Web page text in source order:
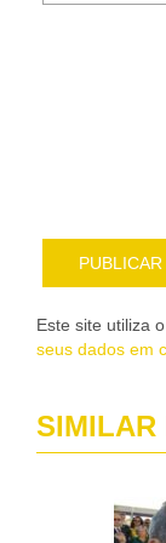
Este site utiliza
seus dados em
SIMILAR